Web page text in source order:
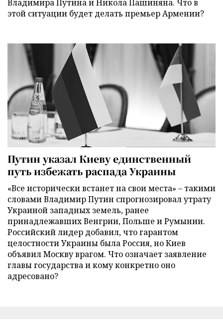
Владимира Путина и Никола Пашиняна. Что в
этой ситуации будет делать премьер Армении?
Путин указал Киеву единственный
путь избежать распада Украины
«Все исторически встанет на свои места» – такими
словами Владимир Путин спрогнозировал утрату
Украиной западных земель, ранее
принадлежавших Венгрии, Польше и Румынии.
Российский лидер добавил, что гарантом
целостности Украины была Россия, но Киев
объявил Москву врагом. Что означает заявление
главы государства и кому конкретно оно
адресовано?